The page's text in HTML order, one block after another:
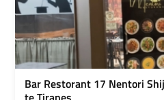
Bar Restorant 17 Nentori